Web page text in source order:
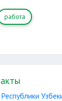
работа